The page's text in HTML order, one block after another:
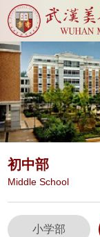
初中部
Middle School
小学部